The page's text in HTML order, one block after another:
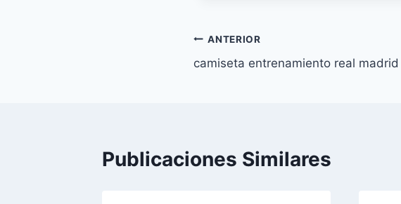
Navegación
de
ANTERIOR
camiseta entrenamiento real madrid
Publicaciones Similares